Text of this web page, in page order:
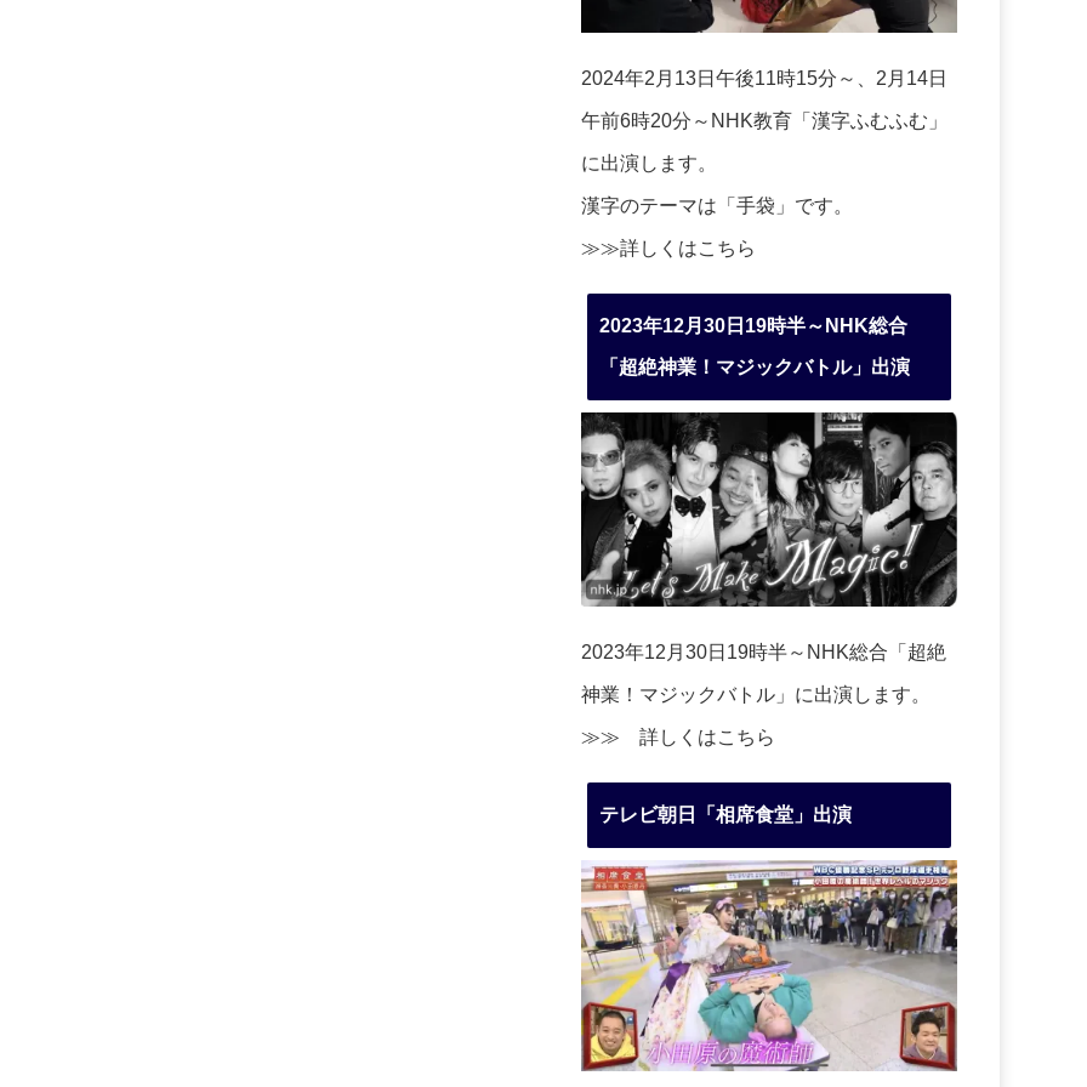
2024年2月13日午後11時15分～、2月14日
午前6時20分～NHK教育「漢字ふむふむ」
に出演します。
漢字のテーマは「手袋」です。
≫≫詳しくはこちら
2023年12月30日19時半～NHK総合
「超絶神業！マジックバトル」出演
2023年12月30日19時半～NHK総合「超絶
神業！マジックバトル」に出演します。
≫≫ 詳しくはこちら
テレビ朝日「相席食堂」出演